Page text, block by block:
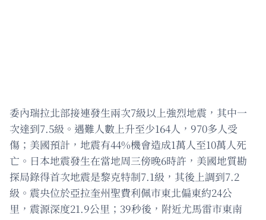
委內瑞拉北部接連發生兩次7級以上強烈地震，其中一
次達到7.5級。遇難人數上升至少164人，970多人受
傷；美國預計，地震有44%機會造成1萬人至10萬人死
亡。日本地震發生在當地周三傍晚6時許，美國地質勘
探局錄得首次地震是黎克特制7.1級，其後上調到7.2
級。震央位於亞拉奎州聖費利佩市東北偏東約24公
里，震源深度21.9公里；39秒後，附近尤馬雷市東南